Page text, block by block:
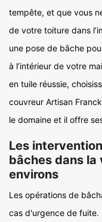
tempête, et que vous
de votre toiture dans
une pose de bâche
à l’intérieur de votre
en tuile réussie,
couvreur Artisan
le domaine et il offre
Les
bâches dans la
environs
Les opérations de
cas d'urgence de